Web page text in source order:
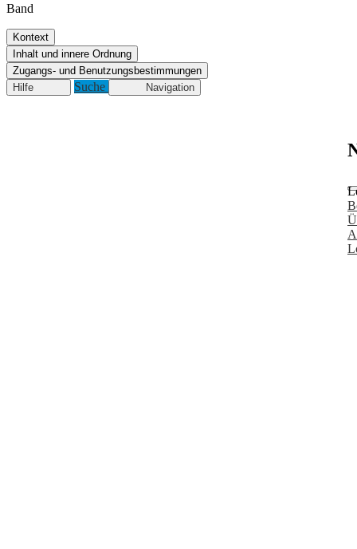
Band
Kontext
Inhalt und innere Ordnung
Zugangs- und Benutzungsbestimmungen
Hilfe
Suche Navigation